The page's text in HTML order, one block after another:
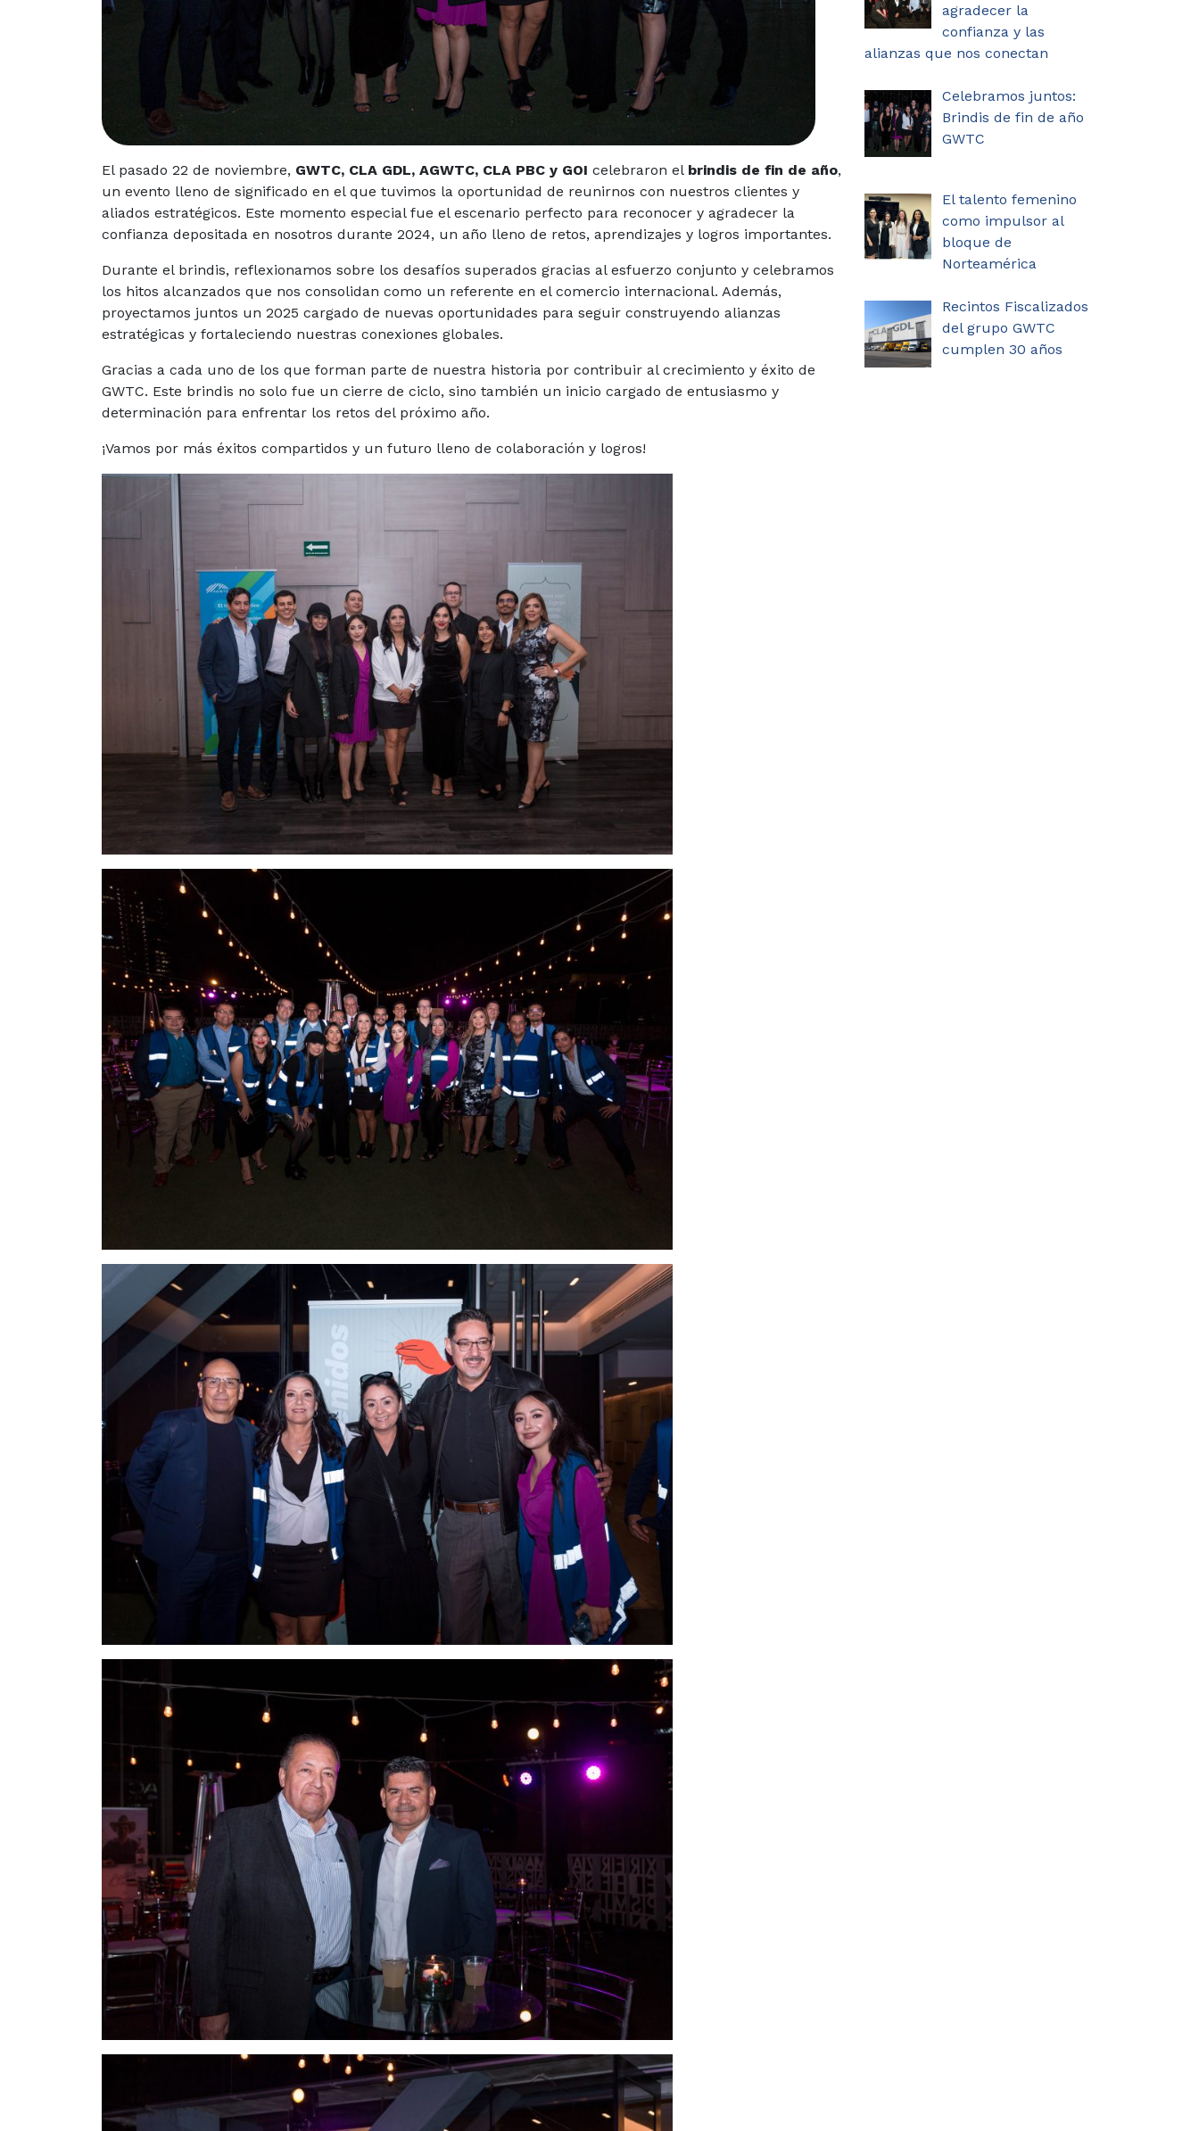
El pasado 22 de noviembre, GWTC, CLA GDL, AGWTC, CLA PBC y GOI celebraron el brindis de fin de año,
un evento lleno de significado en el que tuvimos la oportunidad de reunirnos con nuestros clientes y
aliados estratégicos. Este momento especial fue el escenario perfecto para reconocer y agradecer la
confianza depositada en nosotros durante 2024, un año lleno de retos, aprendizajes y logros importantes.
Durante el brindis, reflexionamos sobre los desafíos superados gracias al esfuerzo conjunto y celebramos
los hitos alcanzados que nos consolidan como un referente en el comercio internacional. Además,
proyectamos juntos un 2025 cargado de nuevas oportunidades para seguir construyendo alianzas
estratégicas y fortaleciendo nuestras conexiones globales.
Gracias a cada uno de los que forman parte de nuestra historia por contribuir al crecimiento y éxito de
GWTC. Este brindis no solo fue un cierre de ciclo, sino también un inicio cargado de entusiasmo y
determinación para enfrentar los retos del próximo año.
¡Vamos por más éxitos compartidos y un futuro lleno de colaboración y logros!
agradecer la
confianza y las
alianzas que nos conectan
Celebramos juntos:
Brindis de fin de año
GWTC
El talento femenino
como impulsor al
bloque de
Norteamérica
Recintos Fiscalizados
del grupo GWTC
cumplen 30 años